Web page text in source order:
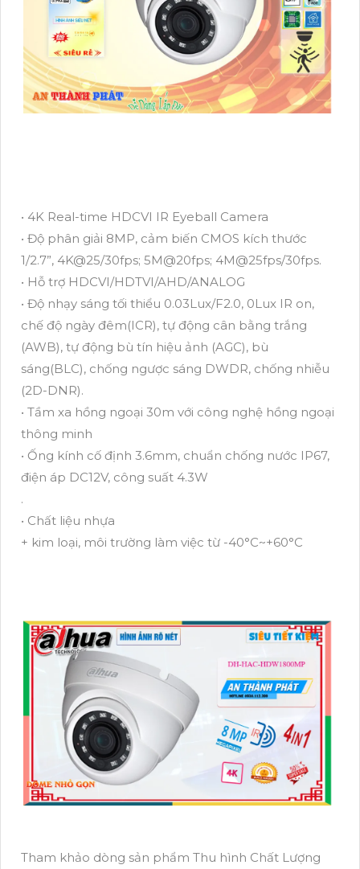
• 4K Real-time HDCVI IR Eyeball Camera
• Độ phân giải 8MP, cảm biến CMOS kích thước
1/2.7”, 4K@25/30fps; 5M@20fps; 4M@25fps/30fps.
• Hỗ trợ HDCVI/HDTVI/AHD/ANALOG
• Độ nhạy sáng tối thiểu 0.03Lux/F2.0, 0Lux IR on,
chế độ ngày đêm(ICR), tự động cân bằng trắng
(AWB), tự động bù tín hiệu ảnh (AGC), bù
sáng(BLC), chống ngược sáng DWDR, chống nhiễu
(2D-DNR).
• Tầm xa hồng ngoại 30m với công nghệ hồng ngoại
thông minh
• Ống kính cố định 3.6mm, chuẩn chống nước IP67,
điện áp DC12V, công suất 4.3W
.
• Chất liệu nhựa
+ kim loại, môi trường làm việc từ -40°C~+60°C
Tham khảo dòng sản phẩm Thu hình Chất Lượng